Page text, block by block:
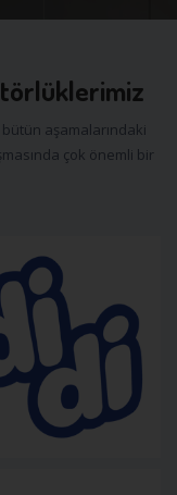
bütün aşamalarındaki
çok önemli bir